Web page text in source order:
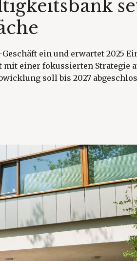
ein und erwartet 2025
mit einer fokussierten Strategie
soll bis 2027